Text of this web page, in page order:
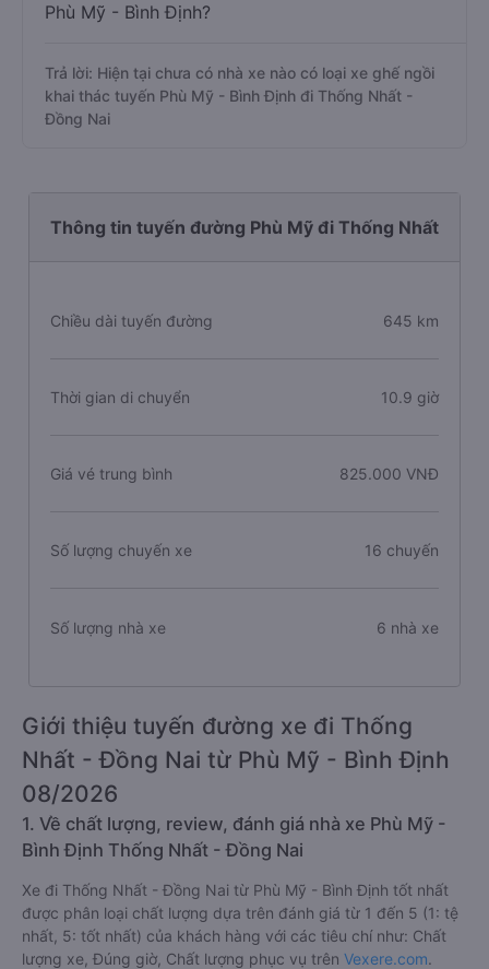
Phù Mỹ - Bình Định?
Trả lời: Hiện tại chưa có nhà xe nào có loại xe ghế ngồi
khai thác tuyến Phù Mỹ - Bình Định đi Thống Nhất -
Đồng Nai
Thông tin tuyến đường Phù Mỹ đi Thống Nhất
Chiều dài tuyến đường 645 km
Thời gian di chuyển 10.9 giờ
Giá vé trung bình 825.000 VNĐ
Số lượng chuyến xe 16 chuyến
Số lượng nhà xe 6 nhà xe
Giới thiệu tuyến đường xe đi Thống
Nhất - Đồng Nai từ Phù Mỹ - Bình Định
08/2026
1. Về chất lượng, review, đánh giá nhà xe Phù Mỹ -
Bình Định Thống Nhất - Đồng Nai
Xe đi Thống Nhất - Đồng Nai từ Phù Mỹ - Bình Định tốt nhất
được phân loại chất lượng dựa trên đánh giá từ 1 đến 5 (1: tệ
nhất, 5: tốt nhất) của khách hàng với các tiêu chí như: Chất
lượng xe, Đúng giờ, Chất lượng phục vụ trên Vexere.com.